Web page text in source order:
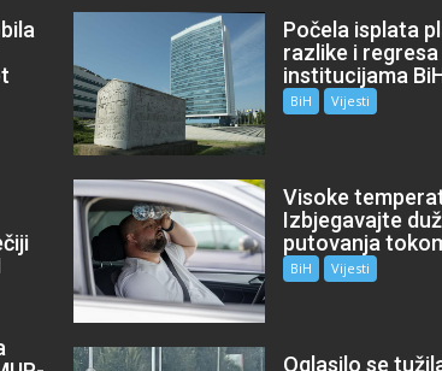
Počela isplata
razlike i regresa
institucijama
BiH Vijesti
Visoke
Izbjegavajte
putovanja
BiH Vijesti
Oglasilo se